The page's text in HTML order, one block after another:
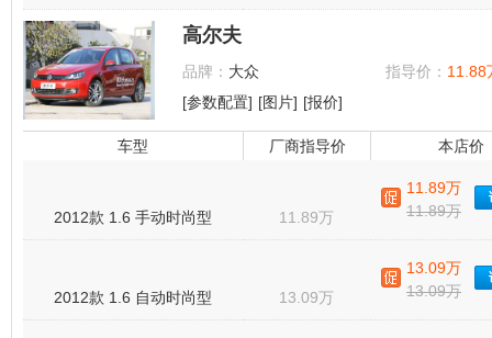
高尔夫
品牌： 大众 指导价： 11.88
[参数配置] [图片] [报价]
车型 厂商指导价 本店价
2012款 1.6 手动时尚型 11.89万
11.89万
11.89万
2012款 1.6 自动时尚型 13.09万
13.09万
13.09万